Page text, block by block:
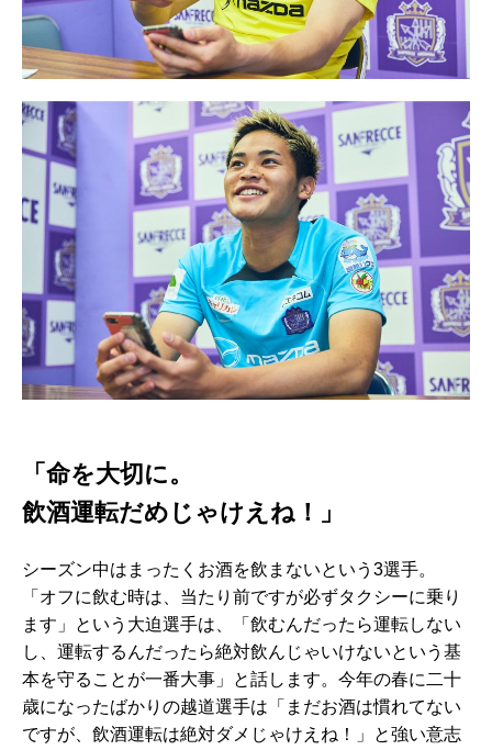
「命を大切に。
飲酒運転だめじゃけえね！」
シーズン中はまったくお酒を飲まないという3選手。
「オフに飲む時は、当たり前ですが必ずタクシーに乗り
ます」という大迫選手は、「飲むんだったら運転しない
し、運転するんだったら絶対飲んじゃいけないという基
本を守ることが一番大事」と話します。今年の春に二十
歳になったばかりの越道選手は「まだお酒は慣れてない
ですが、飲酒運転は絶対ダメじゃけえね！」と強い意志